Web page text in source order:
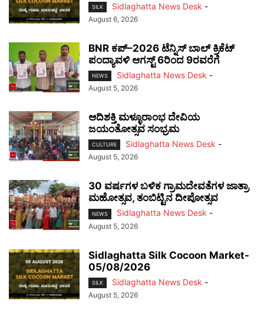
SILK Sidlaghatta News Desk -
August 6, 2026
BNR ಕಪ್–2026 ಟೆನ್ನಿಸ್ ಬಾಲ್ ಕ್ರಿಕೆಟ್
ಪಂದ್ಯಾವಳಿ ಆಗಸ್ಟ್ 6ರಿಂದ 9ರವರೆಗೆ
NEWS Sidlaghatta News Desk -
August 5, 2026
ಆದಿಶಕ್ತಿ ಮಳ್ಳೂರಾಂಭ ದೇವಿಯ
ಜಯಂತೋತ್ಸವ ಸಂಭ್ರಮ
CULTURE Sidlaghatta News Desk -
August 5, 2026
30 ವರ್ಷಗಳ ಬಳಿಕ ಗ್ರಾಮದೇವತೆಗಳ ಜಾತ್ರಾ
ಮಹೋತ್ಸವ, ತಂಬಿಟ್ಟಿನ ದೀಪೋತ್ಸವ
NEWS Sidlaghatta News Desk -
August 5, 2026
Sidlaghatta Silk Cocoon Market-
05/08/2026
SILK Sidlaghatta News Desk -
August 5, 2026